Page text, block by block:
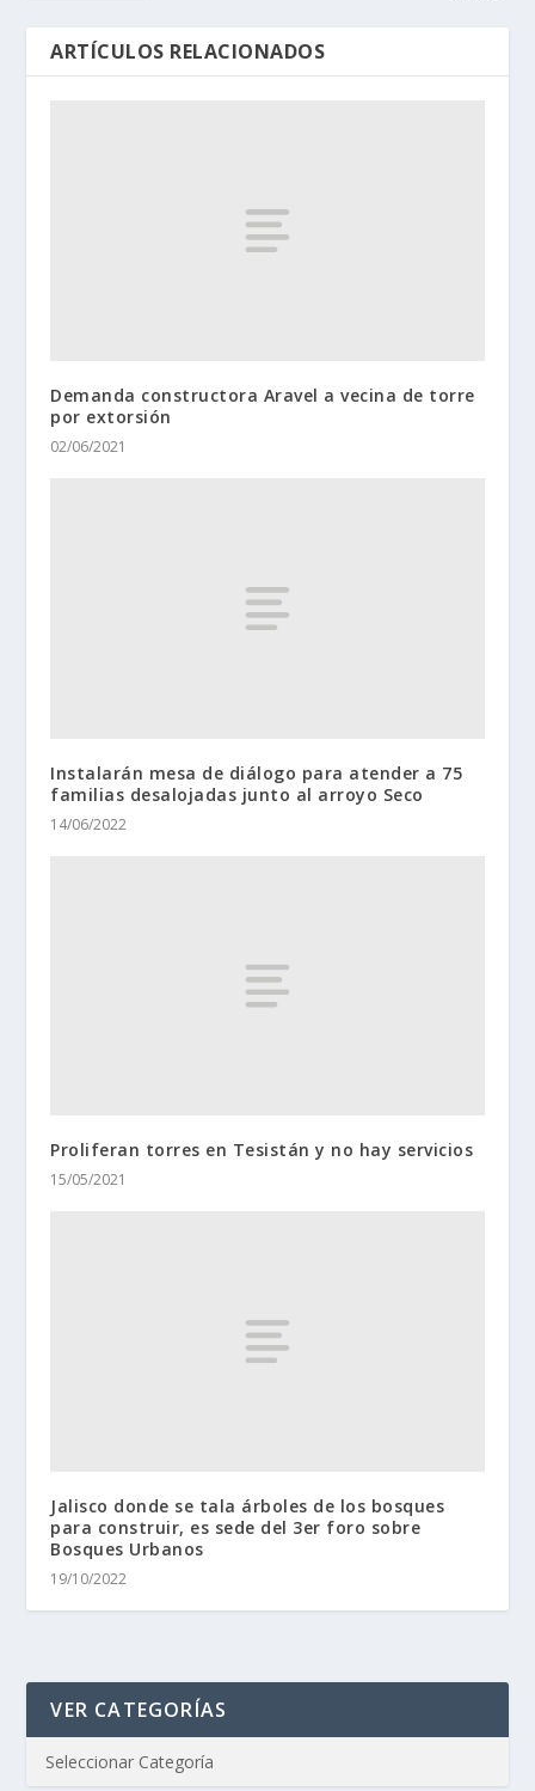
ARTÍCULOS RELACIONADOS
Demanda constructora Aravel a vecina de torre
por extorsión
02/06/2021
Instalarán mesa de diálogo para atender a 75
familias desalojadas junto al arroyo Seco
14/06/2022
Proliferan torres en Tesistán y no hay servicios
15/05/2021
Jalisco donde se tala árboles de los bosques
para construir, es sede del 3er foro sobre
Bosques Urbanos
19/10/2022
VER CATEGORÍAS